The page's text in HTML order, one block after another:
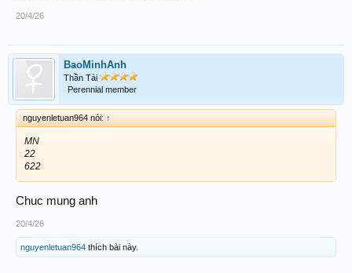
20/4/26
BaoMinhAnh
Thần Tài
Perennial member
nguyenletuan964 nói: ↑
MN
22
622
Chuc mung anh
20/4/26
nguyenletuan964 thích bài này.